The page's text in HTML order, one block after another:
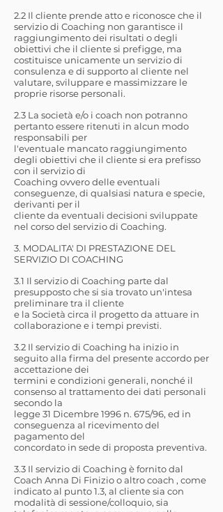
2.2 Il cliente prende atto e riconosce che il
servizio di Coaching non garantisce il
raggiungimento dei risultati o degli
obiettivi che il cliente si prefigge, ma
costituisce unicamente un servizio di
consulenza e di supporto al cliente nel
valutare, sviluppare e massimizzare le
proprie risorse personali.
2.3 La società e/o i coach non potranno
pertanto essere ritenuti in alcun modo
responsabili per
l'eventuale mancato raggiungimento
degli obiettivi che il cliente si era prefisso
con il servizio di
Coaching ovvero delle eventuali
conseguenze, di qualsiasi natura e specie,
derivanti per il
cliente da eventuali decisioni sviluppate
nel corso del servizio di Coaching.
3. MODALITA' DI PRESTAZIONE DEL
SERVIZIO DI COACHING
3.1 Il servizio di Coaching parte dal
presupposto che si sia trovato un'intesa
preliminare tra il cliente
e la Società circa il progetto da attuare in
collaborazione e i tempi previsti.
3.2 Il servizio di Coaching ha inizio in
seguito alla firma del presente accordo per
accettazione dei
termini e condizioni generali, nonché il
consenso al trattamento dei dati personali
secondo la
legge 31 Dicembre 1996 n. 675/96, ed in
conseguenza al ricevimento del
pagamento del
concordato in sede di proposta preventiva.
3.3 Il servizio di Coaching è fornito dal
Coach Anna Di Finizio o altro coach , come
indicato al punto 1.3, al cliente sia con
modalità di sessione/colloquio, sia